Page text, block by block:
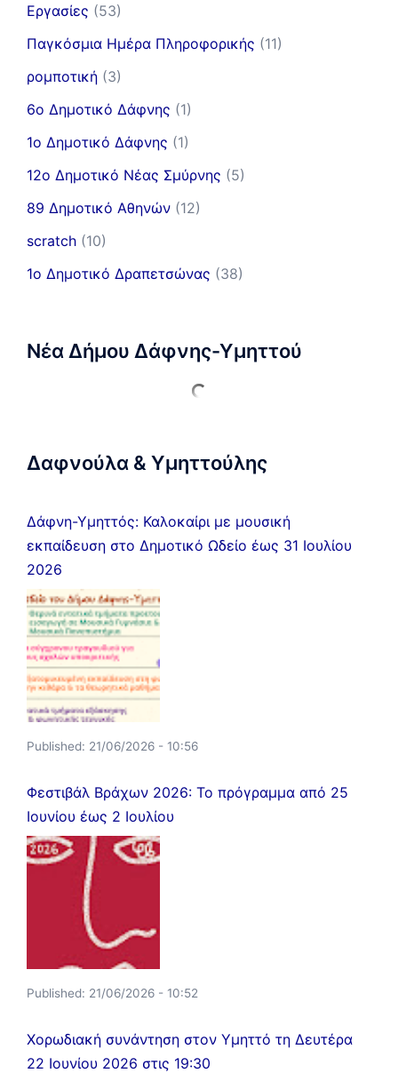
Εργασίες (53)
Παγκόσμια Ημέρα Πληροφορικής (11)
ρομποτική (3)
6ο Δημοτικό Δάφνης (1)
1ο Δημοτικό Δάφνης (1)
12ο Δημοτικό Νέας Σμύρνης (5)
89 Δημοτικό Αθηνών (12)
scratch (10)
1ο Δημοτικό Δραπετσώνας (38)
Νέα Δήμου Δάφνης-Υμηττού
Δαφνούλα & Υμηττούλης
Δάφνη-Υμηττός: Καλοκαίρι με μουσική
εκπαίδευση στο Δημοτικό Ωδείο έως 31 Ιουλίου
2026
Published: 21/06/2026 - 10:56
Φεστιβάλ Βράχων 2026: Το πρόγραμμα από 25
Ιουνίου έως 2 Ιουλίου
Published: 21/06/2026 - 10:52
Χορωδιακή συνάντηση στον Υμηττό τη Δευτέρα
22 Ιουνίου 2026 στις 19:30